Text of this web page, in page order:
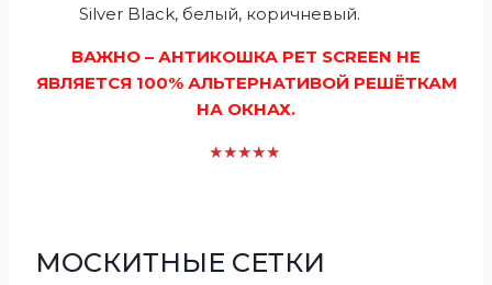
Silver Black, белый, коричневый.
ВАЖНО – АНТИКОШКА PET SCREEN НЕ
ЯВЛЯЕТСЯ 100% АЛЬТЕРНАТИВОЙ РЕШЁТКАМ
НА ОКНАХ.
★★★★★
МОСКИТНЫЕ СЕТКИ